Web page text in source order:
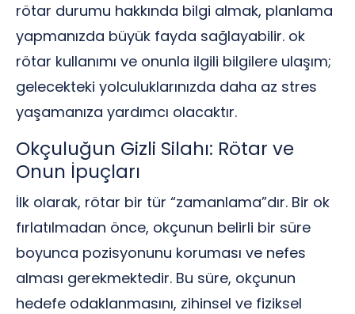
rötar durumu hakkında bilgi almak, planlama
yapmanızda büyük fayda sağlayabilir. ok
rötar kullanımı ve onunla ilgili bilgilere ulaşım;
gelecekteki yolculuklarınızda daha az stres
yaşamanıza yardımcı olacaktır.
Okçuluğun Gizli Silahı: Rötar ve
Onun İpuçları
İlk olarak, rötar bir tür “zamanlama”dır. Bir ok
fırlatılmadan önce, okçunun belirli bir süre
boyunca pozisyonunu koruması ve nefes
alması gerekmektedir. Bu süre, okçunun
hedefe odaklanmasını, zihinsel ve fiziksel